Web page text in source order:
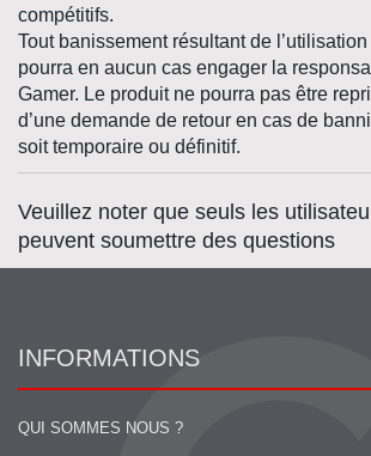
compétitifs.
Tout banissement résultant de
pourra en aucun cas engager la
Gamer. Le produit ne pourra pas être
d’une demande de retour en cas de
soit temporaire ou définitif.
Veuillez noter que seuls les
peuvent soumettre des questions
INFORMATIONS
QUI SOMMES NOUS ?